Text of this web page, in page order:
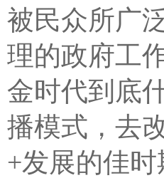
被民众所广
理的政府工
金时代到底
播模式，去
+发展的佳